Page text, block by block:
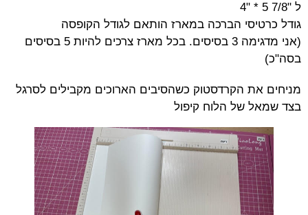
ל "7/8 5 * "4
גודל כרטיסי הברכה במארז הותאם לגודל הקופסה
(אני מדגימה 3 בסיסים. בכל מארז צרכים להיות 5 בסיסים
בסה"כ)
מניחים את הקרדסטוק כשהסיבים הארוכים מקבילים לסרגל
בצד שמאל של הלוח קיפול